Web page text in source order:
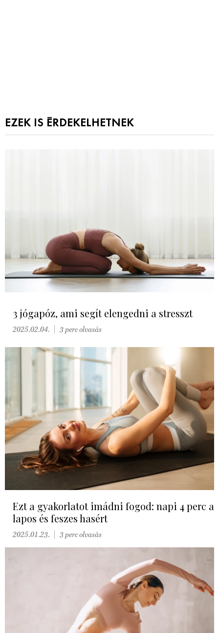
EZEK IS ÉRDEKELHETNEK
3 jógapóz, ami segít elengedni a stresszt
2025.02.04. 3 perc olvasás
Ezt a gyakorlatot imádni fogod: napi 4 perc a
lapos és feszes hasért
2025.01.23. 3 perc olvasás